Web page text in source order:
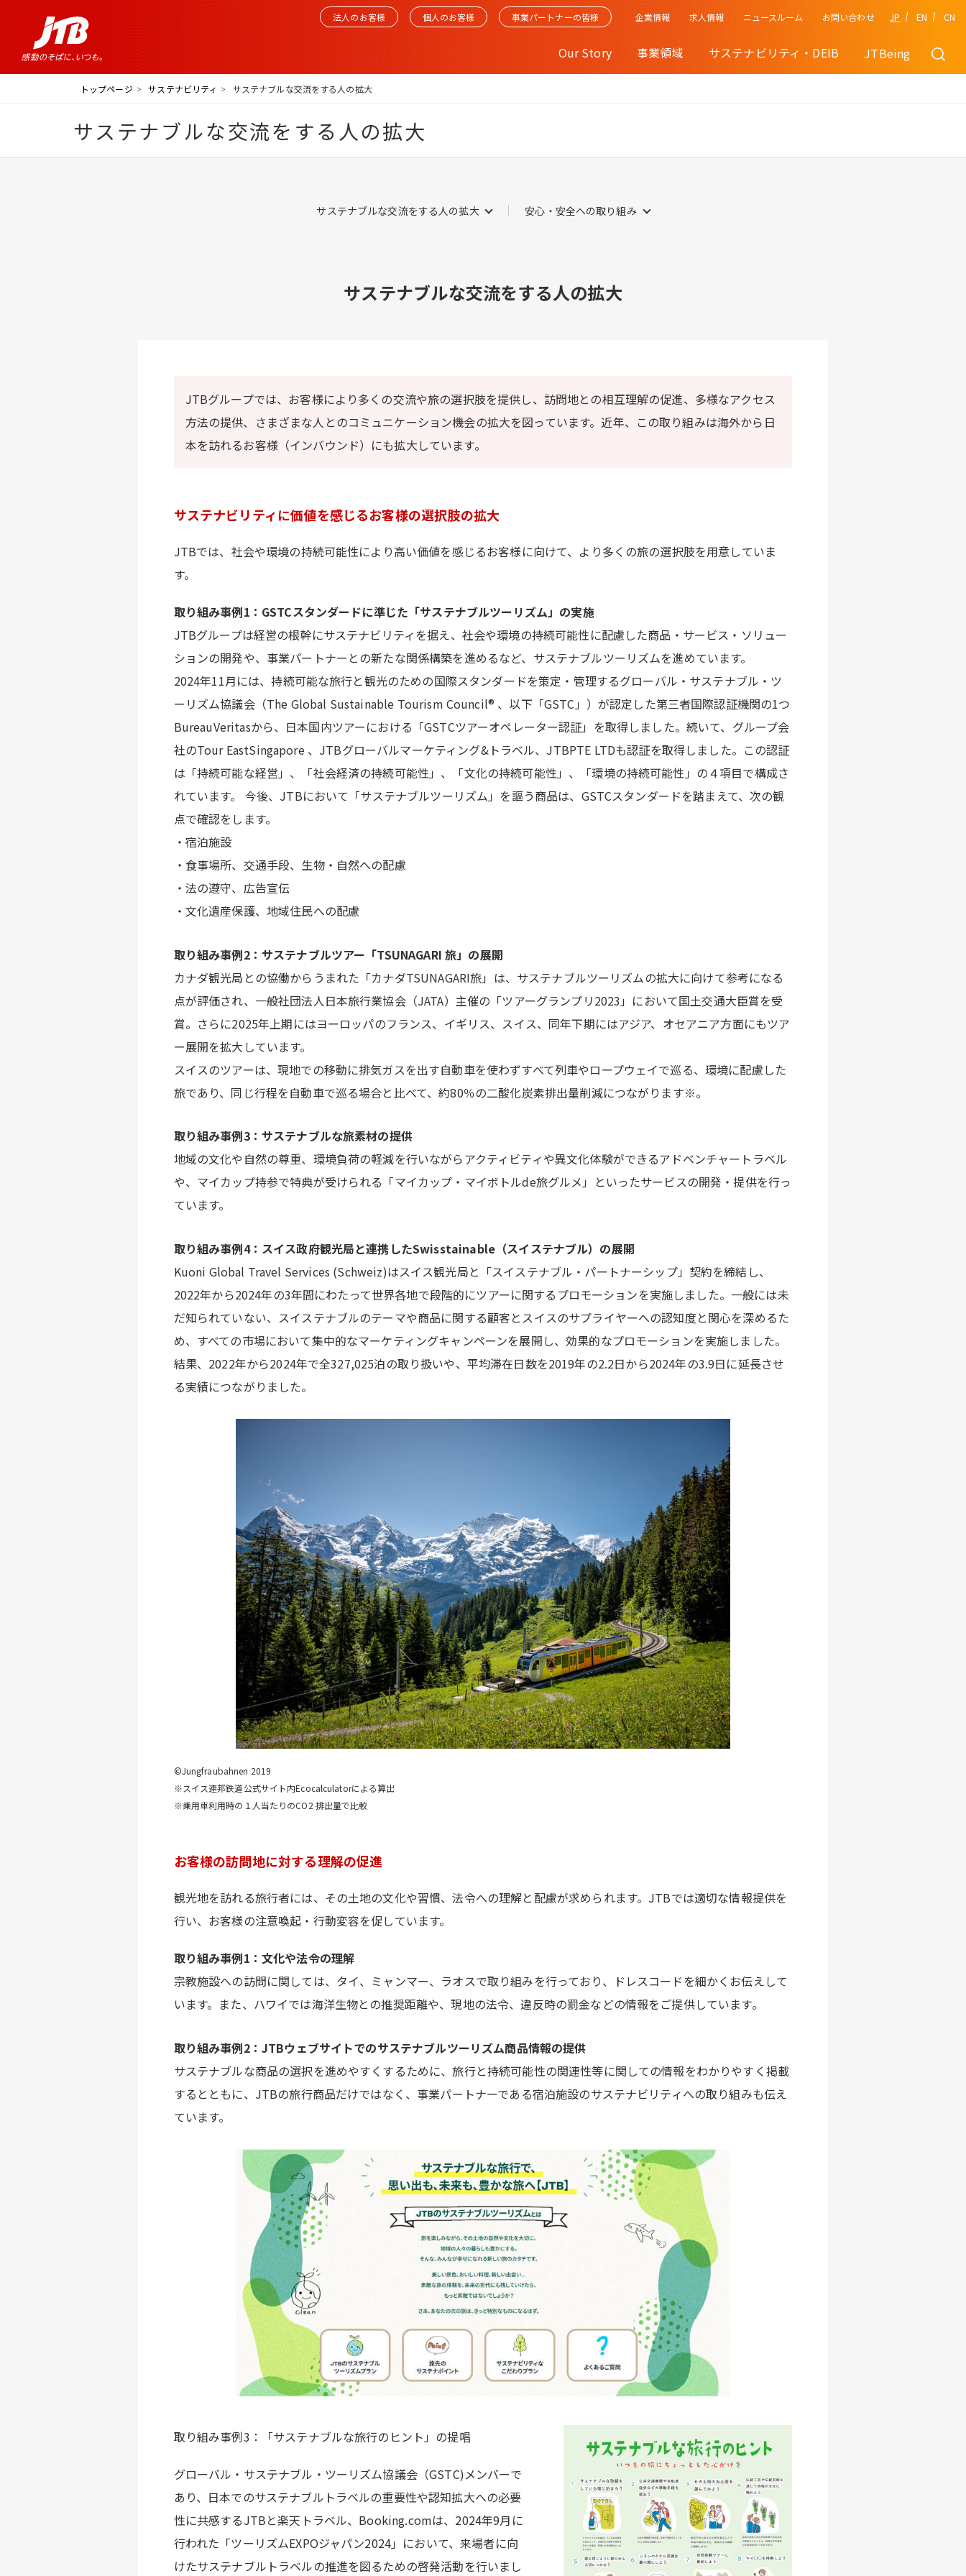
法人のお客様 個人のお客様 事業パートナーの皆様
Our Story 事業領域 サステナビリティ・DEIB JTBeing
企業情報 求人情報 ニュースルーム お問い合わせ JP EN CN
トップページ サステナビリティ サステナブルな交流をする人の拡大
サステナブルな交流をする人の拡大
サステナブルな交流をする人の拡大 安心・安全への取り組み
サステナブルな交流をする人の拡大
JTBグループでは、お客様により多くの交流や旅の選択肢を提供し、訪問地との相互理解の促進、多様なアクセス
方法の提供、さまざまな人とのコミュニケーション機会の拡大を図っています。近年、この取り組みは海外から日
本を訪れるお客様（インバウンド）にも拡大しています。
サステナビリティに価値を感じるお客様の選択肢の拡大
JTBでは、社会や環境の持続可能性により高い価値を感じるお客様に向けて、より多くの旅の選択肢を用意していま
す。
取り組み事例1：GSTCスタンダードに準じた「サステナブルツーリズム」の実施
JTBグループは経営の根幹にサステナビリティを据え、社会や環境の持続可能性に配慮した商品・サービス・ソリュー
ションの開発や、事業パートナーとの新たな関係構築を進めるなど、サステナブルツーリズムを進めています。
2024年11月には、持続可能な旅行と観光のための国際スタンダードを策定・管理するグローバル・サステナブル・ツ
ーリズム協議会（The Global Sustainable Tourism Council® 、以下「GSTC」）が認定した第三者国際認証機関の1つ
BureauVeritasから、日本国内ツアーにおける「GSTCツアーオペレーター認証」を取得しました。続いて、グループ会
社のTour EastSingapore 、JTBグローバルマーケティング&トラベル、JTBPTE LTDも認証を取得しました。この認証
は「持続可能な経営」、「社会経済の持続可能性」、「文化の持続可能性」、「環境の持続可能性」の４項目で構成さ
れています。 今後、JTBにおいて「サステナブルツーリズム」を謳う商品は、GSTCスタンダードを踏まえて、次の観
点で確認をします。
・宿泊施設
・食事場所、交通手段、生物・自然への配慮
・法の遵守、広告宣伝
・文化遺産保護、地域住民への配慮
取り組み事例2：サステナブルツアー「TSUNAGARI 旅」の展開
カナダ観光局との協働からうまれた「カナダTSUNAGARI旅」は、サステナブルツーリズムの拡大に向けて参考になる
点が評価され、一般社団法人日本旅行業協会（JATA）主催の「ツアーグランプリ2023」において国土交通大臣賞を受
賞。さらに2025年上期にはヨーロッパのフランス、イギリス、スイス、同年下期にはアジア、オセアニア方面にもツア
ー展開を拡大しています。
スイスのツアーは、現地での移動に排気ガスを出す自動車を使わずすべて列車やロープウェイで巡る、環境に配慮した
旅であり、同じ行程を自動車で巡る場合と比べて、約80％の二酸化炭素排出量削減につながります※。
取り組み事例3：サステナブルな旅素材の提供
地域の文化や自然の尊重、環境負荷の軽減を行いながらアクティビティや異文化体験ができるアドベンチャートラベル
や、マイカップ持参で特典が受けられる「マイカップ・マイボトルde旅グルメ」といったサービスの開発・提供を行っ
ています。
取り組み事例4：スイス政府観光局と連携したSwisstainable（スイステナブル）の展開
Kuoni Global Travel Services (Schweiz)はスイス観光局と「スイステナブル・パートナーシップ」契約を締結し、
2022年から2024年の3年間にわたって世界各地で段階的にツアーに関するプロモーションを実施しました。一般には未
だ知られていない、スイステナブルのテーマや商品に関する顧客とスイスのサプライヤーへの認知度と関⼼を深めるた
め、すべての市場において集中的なマーケティングキャンペーンを展開し、効果的なプロモーションを実施しました。
結果、2022年から2024年で全327,025泊の取り扱いや、平均滞在日数を2019年の2.2日から2024年の3.9日に延長させ
る実績につながりました。
©Jungfraubahnen 2019
※スイス連邦鉄道公式サイト内Ecocalculatorによる算出
※乗用車利用時の１人当たりのCO2 排出量で比較
お客様の訪問地に対する理解の促進
観光地を訪れる旅行者には、その土地の文化や習慣、法令への理解と配慮が求められます。JTBでは適切な情報提供を
行い、お客様の注意喚起・行動変容を促しています。
取り組み事例1：文化や法令の理解
宗教施設への訪問に関しては、タイ、ミャンマー、ラオスで取り組みを行っており、ドレスコードを細かくお伝えして
います。また、ハワイでは海洋生物との推奨距離や、現地の法令、違反時の罰金などの情報をご提供しています。
取り組み事例2：JTBウェブサイトでのサステナブルツーリズム商品情報の提供
サステナブルな商品の選択を進めやすくするために、旅行と持続可能性の関連性等に関しての情報をわかりやすく掲載
するとともに、JTBの旅行商品だけではなく、事業パートナーである宿泊施設のサステナビリティへの取り組みも伝え
ています。
取り組み事例3：「サステナブルな旅行のヒント」の提唱
グローバル・サステナブル・ツーリズム協議会（GSTC)メンバーで
あり、日本でのサステナブルトラベルの重要性や認知拡大への必要
性に共感するJTBと楽天トラベル、Booking.comは、2024年9月に
行われた「ツーリズムEXPOジャパン2024」において、来場者に向
けたサステナブルトラベルの推進を図るための啓発活動を行いまし